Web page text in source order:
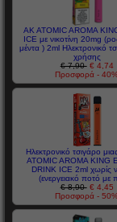
AK ATOMIC AROMA
ICE με νικοτίνη 20mg
μέντα ) 2ml Ηλεκτρονικό
χρήσης
€ 7,90 € 4,74
Προσφορά -
Ηλεκτρονικό τσιγάρο
ATOMIC AROMA KING
DRINK ICE 2ml χωρίς
(ενεργειακό ποτό με
€ 8,90 € 4,45
Προσφορά -